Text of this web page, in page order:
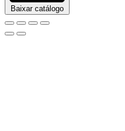
Baixar catálogo